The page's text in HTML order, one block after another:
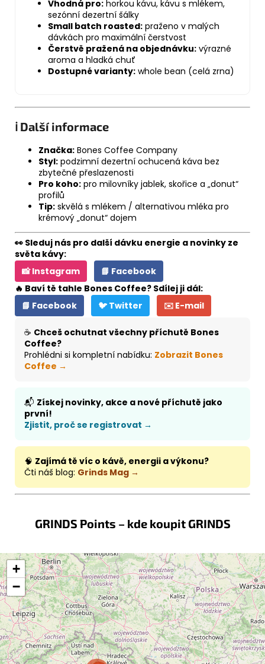
Vhodná pro: horkou kávu, kávu s mlékem,
sezónní dezertní šálky
Small batch roasted: praženo v malých
dávkách pro maximální čerstvost
Čerstvě pražená na objednávku: výrazné
aroma a hladká chuť
Dostupné varianty: whole bean (celá zrna)
ℹ️ Další informace
Značka: Bones Coffee Company
Styl: podzimní dezertní ochucená káva bez
zbytečné přeslazenosti
Pro koho: pro milovníky jablek, skořice a „donut“
profilů
Tip: skvělá s mlékem / alternativou mléka pro
krémový „donut“ dojem
👀 Sleduj nás pro další dávku energie a novinky ze
světa kávy:
📸 Instagram
📘 Facebook
🔥 Baví tě tahle Bones Coffee? Sdílej ji dál:
📘 Facebook
🐦 Twitter ✉️ E-mail
☕ Chceš ochutnat všechny příchutě Bones
Coffee?
Prohlédni si kompletní nabídku: Zobrazit Bones
Coffee →
📬 Získej novinky, akce a nové příchutě jako
první!
Zjistit, proč se registrovat →
🧠 Zajímá tě víc o kávě, energii a výkonu?
Čti náš blog: Grinds Mag →
GRINDS Points – kde koupit GRINDS
+
−